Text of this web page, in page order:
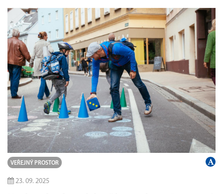
VEŘEJNÝ PROSTOR
23. 09. 2025